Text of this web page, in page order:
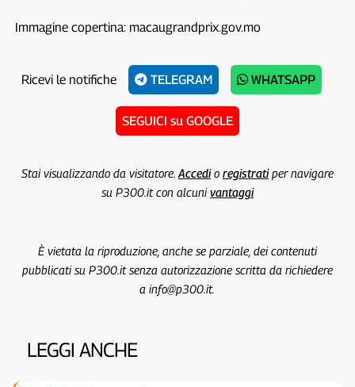
Immagine copertina: macaugrandprix.gov.mo
Ricevi le notifiche TELEGRAM WHATSAPP
SEGUICI su GOOGLE
Stai visualizzando da visitatore. Accedio registratiper navigare
su P300.it con alcunivantaggi
È vietata la riproduzione, anche se parziale, dei contenuti
pubblicati su P300.it senza autorizzazione scritta da richiedere
a info@p300.it.
LEGGI ANCHE